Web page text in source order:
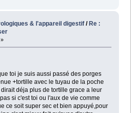
& l'appareil digestif / Re :
toi je suis aussi passé des porges
+tortille avec le tuyau de la poche
déja plus de tortille grace a leur
si c'est toi ou l'aux de vie comme
ce soit super sec et bien appuyé,pour